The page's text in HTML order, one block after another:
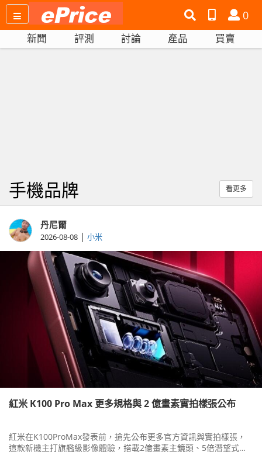
搜
尋
產
品
比
會
員
0
新聞 評測 討論 產品 買賣
看更多
手機品牌
丹尼爾
2026-08-08 | 小米
紅米 K100 Pro Max 更多規格與 2 億畫素實拍樣張公布
紅米在K100ProMax發表前，搶先公布更多官方資訊與實拍樣張，
這款新機主打旗艦級影像體驗，搭載2億畫素主鏡頭、5倍潛望式長